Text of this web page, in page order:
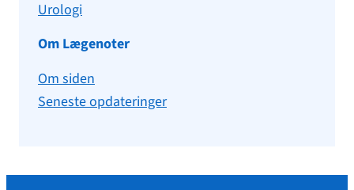
Urologi
Om Lægenoter
Om siden
Seneste opdateringer